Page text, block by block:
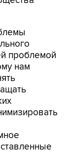
проблемой
нам